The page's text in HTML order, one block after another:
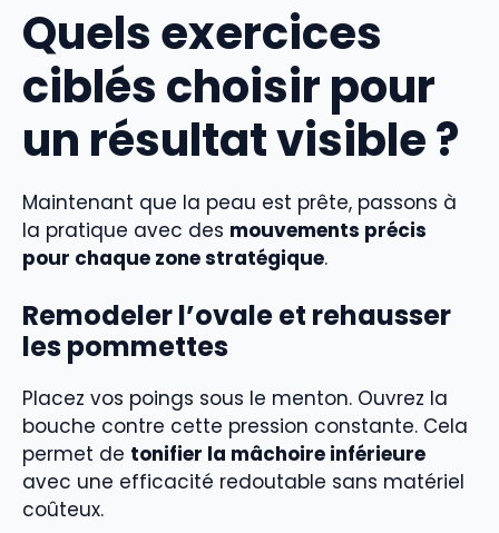
Quels exercices
ciblés choisir pour
un résultat visible ?
Maintenant que la peau est prête, passons à
la pratique avec des mouvements précis
pour chaque zone stratégique.
Remodeler l’ovale et rehausser
les pommettes
Placez vos poings sous le menton. Ouvrez la
bouche contre cette pression constante. Cela
permet de tonifier la mâchoire inférieure
avec une efficacité redoutable sans matériel
coûteux.